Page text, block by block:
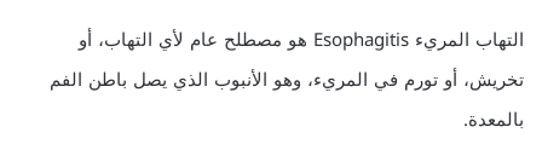
التهاب المريء Esophagitis هو مصطلح عام لأي التهاب، أو
تخريش، أو تورم في المريء، وهو الأنبوب الذي يصل باطن الفم
بالمعدة.